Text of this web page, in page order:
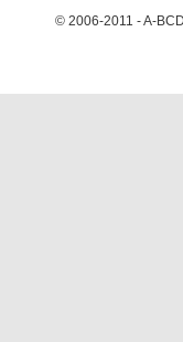
© 2006-2011 - A-